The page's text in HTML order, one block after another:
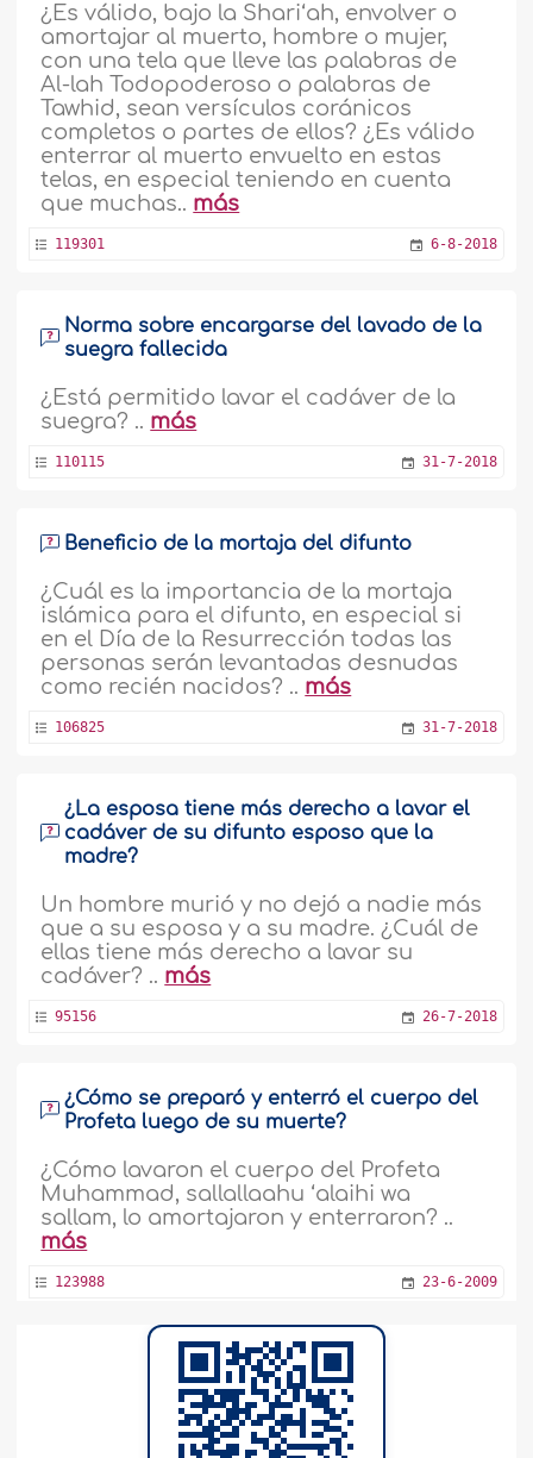
¿Es válido, bajo la Shari‘ah, envolver o
amortajar al muerto, hombre o mujer,
con una tela que lleve las palabras de
Al-lah Todopoderoso o palabras de
Tawhid, sean versículos coránicos
completos o partes de ellos? ¿Es válido
enterrar al muerto envuelto en estas
telas, en especial teniendo en cuenta
que muchas.. más
119301 6-8-2018
Norma sobre encargarse del lavado de la
suegra fallecida
¿Está permitido lavar el cadáver de la
suegra? .. más
110115 31-7-2018
Beneficio de la mortaja del difunto
¿Cuál es la importancia de la mortaja
islámica para el difunto, en especial si
en el Día de la Resurrección todas las
personas serán levantadas desnudas
como recién nacidos? .. más
106825 31-7-2018
¿La esposa tiene más derecho a lavar el
cadáver de su difunto esposo que la
madre?
Un hombre murió y no dejó a nadie más
que a su esposa y a su madre. ¿Cuál de
ellas tiene más derecho a lavar su
cadáver? .. más
95156 26-7-2018
¿Cómo se preparó y enterró el cuerpo del
Profeta luego de su muerte?
¿Cómo lavaron el cuerpo del Profeta
Muhammad, sallallaahu ‘alaihi wa
sallam, lo amortajaron y enterraron? ..
más
123988 23-6-2009
Que una mujer menstruante lave al
1. ¿Se permite a la menstruante lavar el